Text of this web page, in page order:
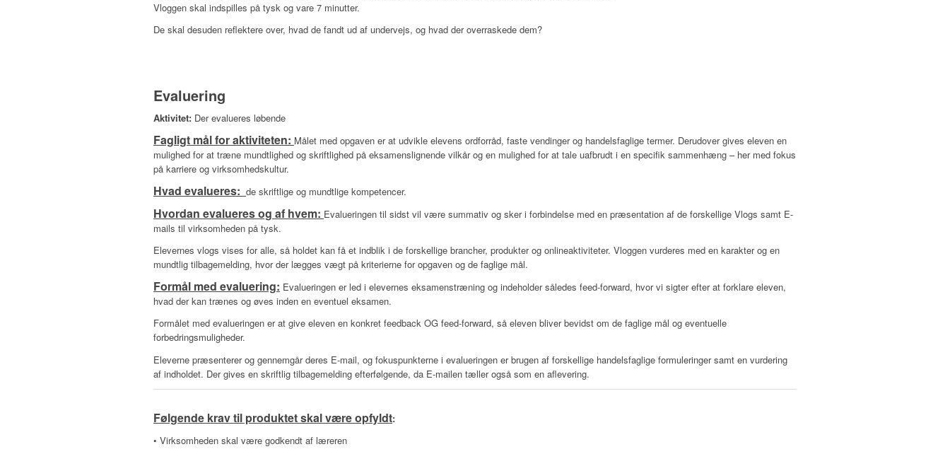
Vloggen skal indspilles på tysk og vare 7 minutter.
De skal desuden reflektere over, hvad de fandt ud af undervejs, og hvad der overraskede dem?
Evaluering
Aktivitet: Der evalueres løbende
Fagligt mål for aktiviteten: Målet med opgaven er at udvikle elevens ordforråd, faste vendinger og handelsfaglige termer. Derudover gives eleven en
mulighed for at træne mundtlighed og skriftlighed på eksamenslignende vilkår og en mulighed for at tale uafbrudt i en specifik sammenhæng – her med fokus
på karriere og virksomhedskultur.
Hvad evalueres: de skriftlige og mundtlige kompetencer.
Hvordan evalueres og af hvem: Evalueringen til sidst vil være summativ og sker i forbindelse med en præsentation af de forskellige Vlogs samt E-
mails til virksomheden på tysk.
Elevernes vlogs vises for alle, så holdet kan få et indblik i de forskellige brancher, produkter og onlineaktiviteter. Vloggen vurderes med en karakter og en
mundtlig tilbagemelding, hvor der lægges vægt på kriterierne for opgaven og de faglige mål.
Formål med evaluering: Evalueringen er led i elevernes eksamenstræning og indeholder således feed-forward, hvor vi sigter efter at forklare eleven,
hvad der kan trænes og øves inden en eventuel eksamen.
Formålet med evalueringen er at give eleven en konkret feedback OG feed-forward, så eleven bliver bevidst om de faglige mål og eventuelle
forbedringsmuligheder.
Eleverne præsenterer og gennemgår deres E-mail, og fokuspunkterne i evalueringen er brugen af forskellige handelsfaglige formuleringer samt en vurdering
af indholdet. Der gives en skriftlig tilbagemelding efterfølgende, da E-mailen tæller også som en aflevering.
Følgende krav til produktet skal være opfyldt:
• Virksomheden skal være godkendt af læreren